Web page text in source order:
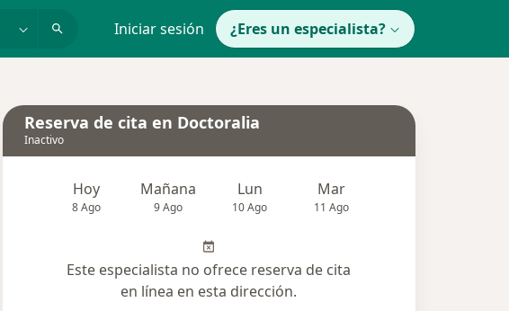
Iniciar sesión ¿Eres un especialista?
Reserva de cita en Doctoralia
Inactivo
Hoy
8 Ago
Mañana
9 Ago
Lun
10 Ago
Mar
11 Ago
Este especialista no ofrece reserva de cita
en línea en esta dirección.